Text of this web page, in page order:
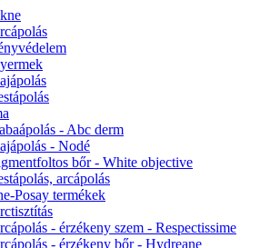
- Abc derm
- Nodé
bőr - White objective
arcápolás
Posay termékek
- érzékeny szem - Respectissime
- érzékeny bőr - Hydreane